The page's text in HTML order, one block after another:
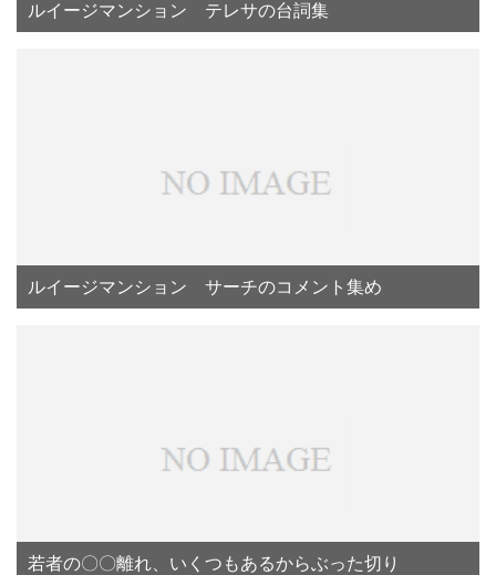
ルイージマンション テレサの台詞集
ルイージマンション サーチのコメント集め
若者の〇〇離れ、いくつもあるからぶった切り